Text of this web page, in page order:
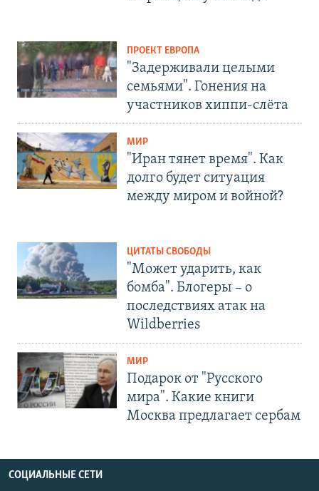
ПРОЕКТ ЕВРОПА
"Задерживали целыми
семьями". Гонения на
участников хиппи-слёта
МИР
"Иран тянет время". Как
долго будет ситуация
между миром и войной?
ЦИТАТЫ СВОБОДЫ
"Может ударить, как
бомба". Блогеры – о
последствиях атак на
Wildberries
МИР
Подарок от "Русского
мира". Какие книги
Москва предлагает сербам
СОЦИАЛЬНЫЕ СЕТИ